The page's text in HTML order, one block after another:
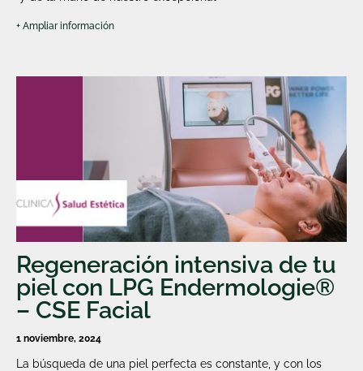
+ Ampliar información
Regeneración intensiva de tu
piel con LPG Endermologie®
– CSE Facial
1 noviembre, 2024
La búsqueda de una piel perfecta es constante, y con los